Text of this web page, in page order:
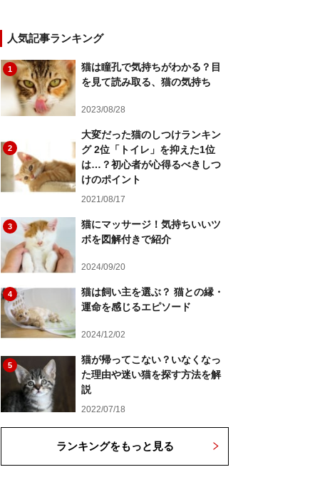
人気記事ランキング
1
猫は瞳孔で気持ちがわかる？目
を見て読み取る、猫の気持ち
2023/08/28
2
大変だった猫のしつけランキン
グ 2位「トイレ」を抑えた1位
は…？初心者が心得るべきしつ
けのポイント
2021/08/17
3
猫にマッサージ！気持ちいいツ
ボを図解付きで紹介
2024/09/20
4
猫は飼い主を選ぶ？ 猫との縁・
運命を感じるエピソード
2024/12/02
5
猫が帰ってこない？いなくなっ
た理由や迷い猫を探す方法を解
説
2022/07/18
ランキングをもっと見る